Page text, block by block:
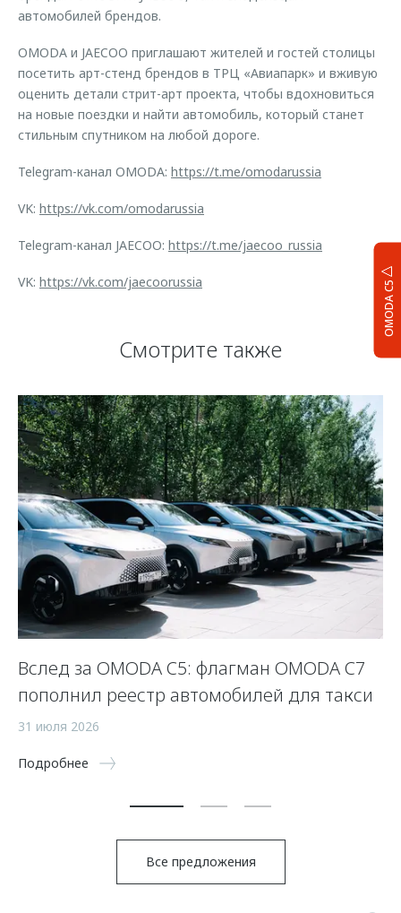
OMODA C5
автомобилей брендов.
OMODA и JAECOO приглашают жителей и гостей столицы
посетить арт-стенд брендов в ТРЦ «Авиапарк» и вживую
оценить детали стрит-арт проекта, чтобы вдохновиться
на новые поездки и найти автомобиль, который станет
стильным спутником на любой дороге.
Telegram-канал OMODA: https://t.me/omodarussia
VK: https://vk.com/omodarussia
Telegram-канал JAECOO: https://t.me/jaecoo_russia
VK: https://vk.com/jaecoorussia
Смотрите также
Вслед за OMODA C5: флагман OMODA C7
пополнил реестр автомобилей для такси
31 июля 2026
Подробнее
Все предложения